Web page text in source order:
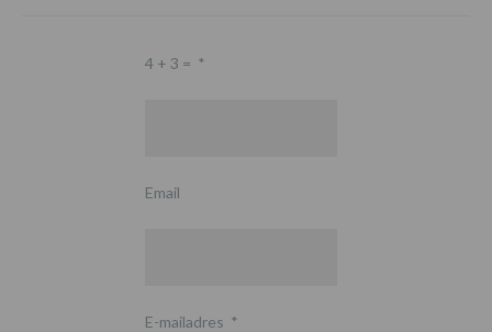
4 + 3 = *
Email
E-mailadres *